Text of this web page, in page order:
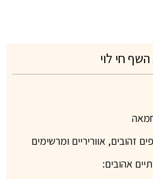
חי לוי
זהובים, אווריריים ומרשימים
אהובים: